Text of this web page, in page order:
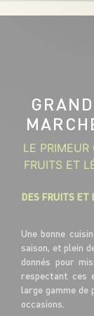
LE
FRUITS ET
DES FRUITS ET
Une bonne
saison, et plein
donnés pour
respectant ces
large gamme
occasions.